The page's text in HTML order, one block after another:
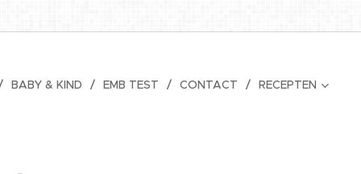
BABY & KIND EMB TEST CONTACT RECEPTEN